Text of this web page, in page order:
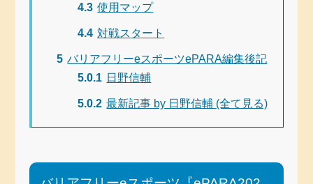
4.3 使用マップ
4.4 対戦スタート
5 バリアフリーeスポーツePARA編集後記
5.0.1 日野信輔
5.0.2 最新記事 by 日野信輔 (全て見る)